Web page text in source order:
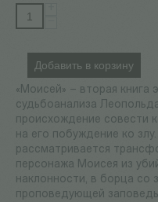
Добавить в корзину
«Моисей» – вторая книга
судьбоанализа
происхождение совести
на его побуждение ко
рассматривается
персонажа Моисея из
наклонности, в борца со
проповедующей заповедь